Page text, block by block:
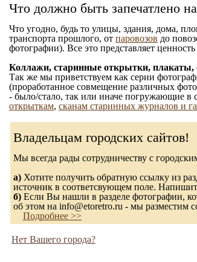
Что должно быть запечатлено
Что угодно, будь то улицы, здания, дома,
транспорта прошлого, от паровозов до
фотографии). Все это представляет
Коллажи, старинные открытки, плакаты,
Так же мы приветствуем как серии
(проработанное совмещение различных
- было/стало, так или иначе погружающие в
открыткам, сканам старинных журналов и
Владельцам городских сайтов!
Мы всегда рады сотрудничеству с
а) Хотите получить обратную ссылку из
источник в соответсвующем поле.
б) Если Вы нашли в разделе фотографии,
об этом на info@etoretro.ru - мы разместим
Подробнее >>
Нет Вашего города?